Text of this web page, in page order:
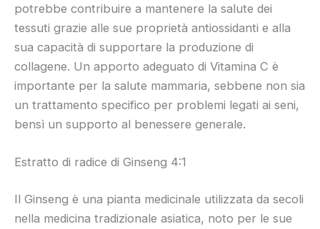
potrebbe contribuire a mantenere la salute dei
tessuti grazie alle sue proprietà antiossidanti e alla
sua capacità di supportare la produzione di
collagene. Un apporto adeguato di Vitamina C è
importante per la salute mammaria, sebbene non sia
un trattamento specifico per problemi legati ai seni,
bensì un supporto al benessere generale.
Estratto di radice di Ginseng 4:1
Il Ginseng è una pianta medicinale utilizzata da secoli
nella medicina tradizionale asiatica, noto per le sue